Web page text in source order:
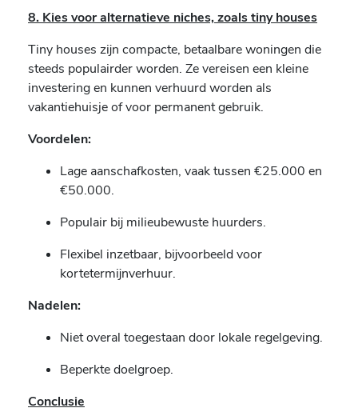
8. Kies voor alternatieve niches, zoals tiny houses
Tiny houses zijn compacte, betaalbare woningen die
steeds populairder worden. Ze vereisen een kleine
investering en kunnen verhuurd worden als
vakantiehuisje of voor permanent gebruik.
Voordelen:
Lage aanschafkosten, vaak tussen €25.000 en
€50.000.
Populair bij milieubewuste huurders.
Flexibel inzetbaar, bijvoorbeeld voor
kortetermijnverhuur.
Nadelen:
Niet overal toegestaan door lokale regelgeving.
Beperkte doelgroep.
Conclusie